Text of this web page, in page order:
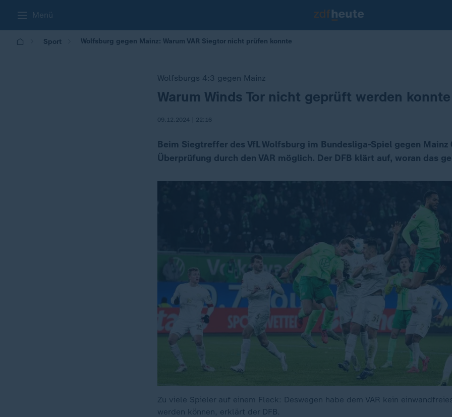
Menü
Sport Wolfsburg gegen Mainz: Warum VAR Siegtor nicht prüfen konnte
Wolfsburgs 4:3 gegen Mainz
:
Warum Winds Tor nicht geprüft werden konnte
09.12.2024 | 22:16
Beim Siegtreffer des VfL Wolfsburg im Bundesliga-Spiel gegen Mainz
Überprüfung durch den VAR möglich. Der DFB klärt auf, woran das
Zu viele Spieler auf einem Fleck: Deswegen habe dem VAR kein
werden können, erklärt der DFB.